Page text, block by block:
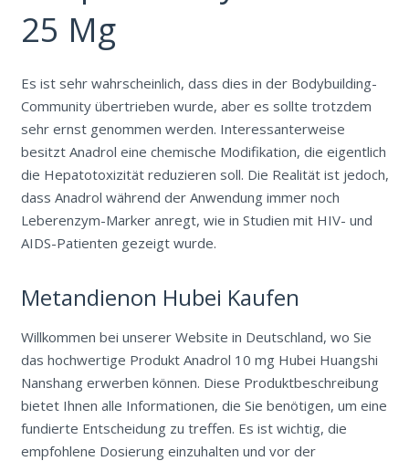
25 Mg
Es ist sehr wahrscheinlich, dass dies in der Bodybuilding-
Community übertrieben wurde, aber es sollte trotzdem
sehr ernst genommen werden. Interessanterweise
besitzt Anadrol eine chemische Modifikation, die eigentlich
die Hepatotoxizität reduzieren soll. Die Realität ist jedoch,
dass Anadrol während der Anwendung immer noch
Leberenzym-Marker anregt, wie in Studien mit HIV- und
AIDS-Patienten gezeigt wurde.
Metandienon Hubei Kaufen
Willkommen bei unserer Website in Deutschland, wo Sie
das hochwertige Produkt Anadrol 10 mg Hubei Huangshi
Nanshang erwerben können. Diese Produktbeschreibung
bietet Ihnen alle Informationen, die Sie benötigen, um eine
fundierte Entscheidung zu treffen. Es ist wichtig, die
empfohlene Dosierung einzuhalten und vor der